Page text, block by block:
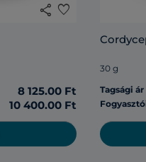
share favorite
8 125.00 Ft
10 400.00 Ft
30 g
Tagsági ár